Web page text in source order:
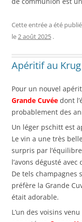
Cette entrée a été
le2 août 2025 .
Apéritif au Krug
Pour un nouvel
Grande Cuvée dont
probablement des
Un léger pschitt est
Le vin a une très
surpris par
l’avons dégusté
De tels champagnes
préfère la Grande
était adorable.
L’un des voisins